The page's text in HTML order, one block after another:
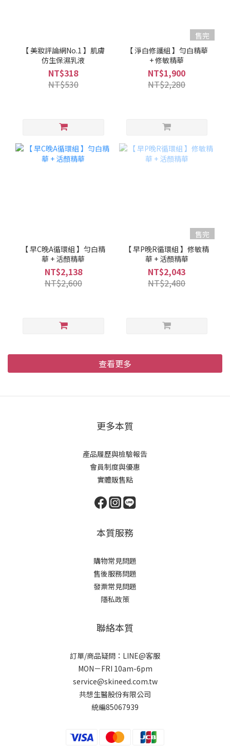
【 美妝評論網No.1 】肌膚
仿生保濕乳液
NT$318
NT$530
售完
【 淨白修護組 】勻白精華
+ 修敏精華
NT$1,900
NT$2,280
【 早C晚A循環組 】勻白精
華 + 活顏精華
NT$2,138
NT$2,600
售完
【 早P晚R循環組 】修敏精
華 + 活顏精華
NT$2,043
NT$2,480
查看更多
更多本質
產品履歷與檢驗報告
會員制度與優惠
實體販售點
本質服務
購物常見問題
售後服務問題
發票常見問題
隱私政策
聯絡本質
訂單/商品疑問：LINE@客服
MON－FRI 10am-6pm
service@skineed.com.tw
共想生醫股份有限公司
統編85067939